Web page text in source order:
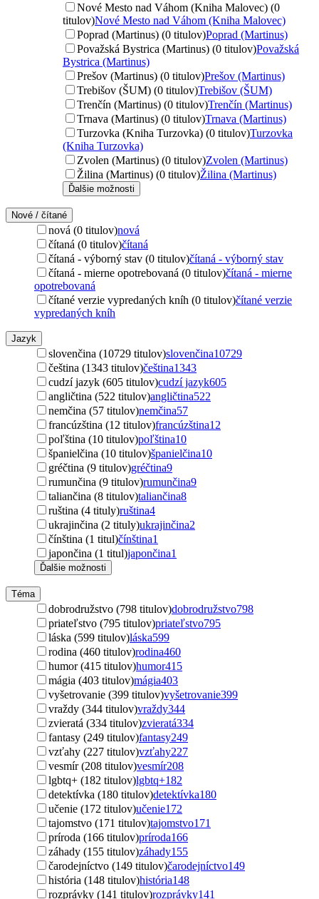
Nové Mesto nad Váhom (Kniha Malovec) (0
titulov)Nové Mesto nad Váhom (Kniha Malovec)
Poprad (Martinus) (0 titulov)Poprad (Martinus)
Považská Bystrica (Martinus) (0 titulov)Považská
Bystrica (Martinus)
Prešov (Martinus) (0 titulov)Prešov (Martinus)
Trebišov (ŠUM) (0 titulov)Trebišov (ŠUM)
Trenčín (Martinus) (0 titulov)Trenčín (Martinus)
Trnava (Martinus) (0 titulov)Trnava (Martinus)
Turzovka (Kniha Turzovka) (0 titulov)Turzovka
(Kniha Turzovka)
Zvolen (Martinus) (0 titulov)Zvolen (Martinus)
Žilina (Martinus) (0 titulov)Žilina (Martinus)
Ďalšie možnosti
Nové / čítané
nová (0 titulov)nová
čítaná (0 titulov)čítaná
čítaná - výborný stav (0 titulov)čítaná - výborný stav
čítaná - mierne opotrebovaná (0 titulov)čítaná - mierne
opotrebovaná
čítané verzie vypredaných kníh (0 titulov)čítané verzie
vypredaných kníh
Jazyk
slovenčina (10729 titulov)slovenčina10729
čeština (1343 titulov)čeština1343
cudzí jazyk (605 titulov)cudzí jazyk605
angličtina (522 titulov)angličtina522
nemčina (57 titulov)nemčina57
francúzština (12 titulov)francúzština12
poľština (10 titulov)poľština10
španielčina (10 titulov)španielčina10
gréčtina (9 titulov)gréčtina9
rumunčina (9 titulov)rumunčina9
taliančina (8 titulov)taliančina8
ruština (4 tituly)ruština4
ukrajinčina (2 tituly)ukrajinčina2
čínština (1 titul)čínština1
japončina (1 titul)japončina1
Ďalšie možnosti
Téma
dobrodružstvo (798 titulov)dobrodružstvo798
priateľstvo (795 titulov)priateľstvo795
láska (599 titulov)láska599
rodina (460 titulov)rodina460
humor (415 titulov)humor415
mágia (403 titulov)mágia403
vyšetrovanie (399 titulov)vyšetrovanie399
vraždy (344 titulov)vraždy344
zvieratá (334 titulov)zvieratá334
fantasy (249 titulov)fantasy249
vzťahy (227 titulov)vzťahy227
vesmír (208 titulov)vesmír208
lgbtq+ (182 titulov)lgbtq+182
detektívka (180 titulov)detektívka180
učenie (172 titulov)učenie172
tajomstvo (171 titulov)tajomstvo171
príroda (166 titulov)príroda166
záhady (155 titulov)záhady155
čarodejníctvo (149 titulov)čarodejníctvo149
história (148 titulov)história148
rozprávky (141 titulov)rozprávky141